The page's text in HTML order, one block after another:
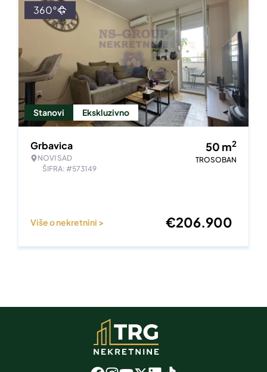
Stanovi Ekskluzivno
360°
Grbavica
NOVI SAD
ŠIFRA: #573149
50 m2
TROSOBAN
Više o nekretnini > €206.900